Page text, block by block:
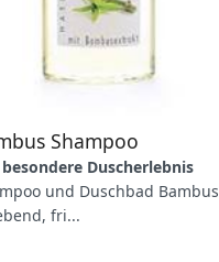
Shampoo
Duscherlebnis
und Duschbad Bambus
fri...